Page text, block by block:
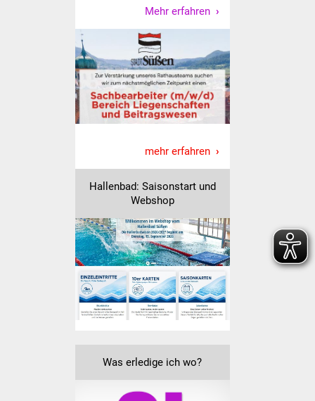
Ostermarkt
Einrichtungen
Hallenbad
Stadtbücherei
Stadtarchiv
Zehntscheuer
Bürgerhaus
Kulturhalle
Vereine und Parteien
Mehr erfahren
mehr erfahren
Hallenbad: Saisonstart und
Webshop
Was erledige ich wo?